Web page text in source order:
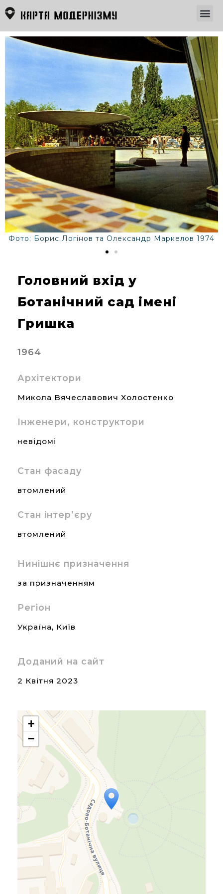
Фото: Борис Логінов та Олександр Маркелов 1974
Головний вхід у
Ботанічний сад імені
Гришка
1964
Архітектори
Микола Вячеславович Холостенко
Інженери, конструктори
невідомі
Стан фасаду
втомлений
Стан інтер’єру
втомлений
Нинішнє призначення
за призначенням
Регіон
Україна, Київ
Доданий на сайт
2 Квітня 2023
Travelers' Map is loading...
If you see this after your
page is loaded completely,
leafletJS files are missing.
+
−